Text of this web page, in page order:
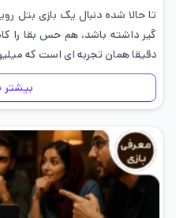
تا حالا شده دنبال یک بازی بتل
گیر داشته باشد، هم حس بقا را
دقیقا همان تجربه ای است که
بیشتر